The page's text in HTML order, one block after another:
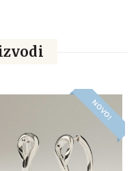
NOVO!